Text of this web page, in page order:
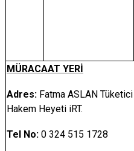
MÜRACAAT YERİ
Adres: Fatma ASLAN Tüketici
Hakem Heyeti iRT.
Tel No: 0 324 515 1728